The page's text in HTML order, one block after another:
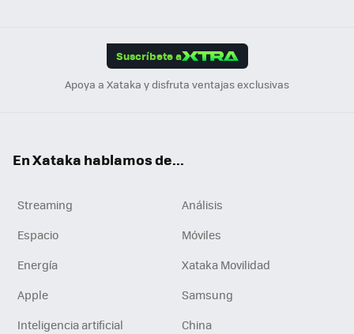
Suscríbete a
Apoya a Xataka y disfruta ventajas exclusivas
En Xataka hablamos de...
Streaming
Análisis
Espacio
Móviles
Energía
Xataka Movilidad
Apple
Samsung
Inteligencia artificial
China